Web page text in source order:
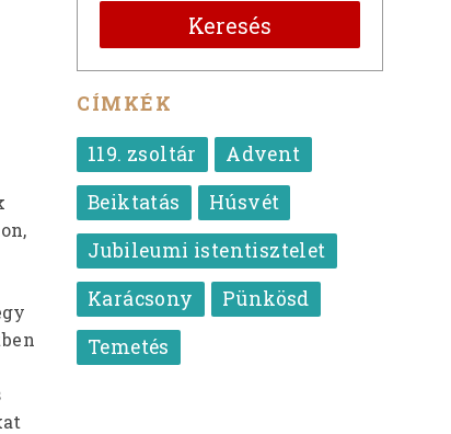
Keresés
CÍMKÉK
119. zsoltár
Advent
Beiktatás
Húsvét
Jubileumi istentisztelet
Karácsony
Pünkösd
Temetés